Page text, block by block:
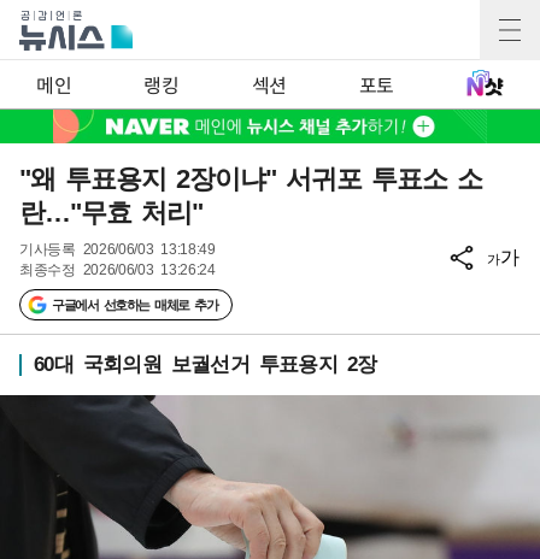
메인 랭킹 섹션 포토
"왜 투표용지 2장이냐" 서귀포 투표소 소
란…"무효 처리"
기사등록 2026/06/03 13:18:49
최종수정 2026/06/03 13:26:24
구글에서 선호하는 매체로 추가
가가
60대 국회의원 보궐선거 투표용지 2장